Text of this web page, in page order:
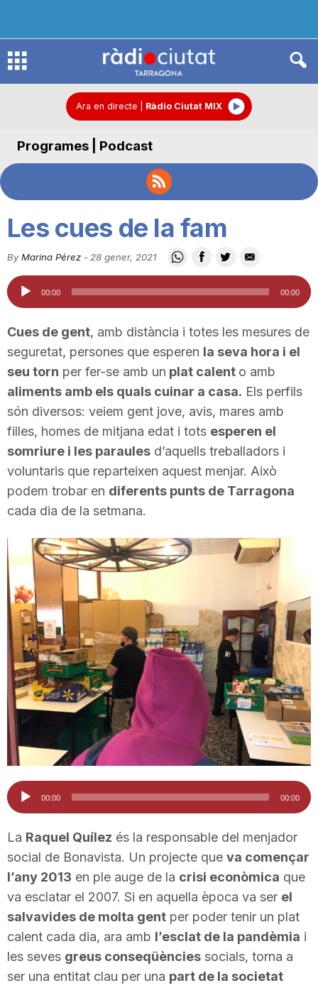
R
d
C
i
u
a
t
e
T
a
a
g
o
Ara en directe Ràdio Ciutat MIX
Programes | Podcast
Les cues de la fam
By Marina Pérez - 28 gener, 2021
Reproductor
d'àudio
00:00 00:00
Cues de gent, amb distància i totes les mesures de
seguretat, persones que esperen la seva hora i el
seu torn per fer-se amb un plat calent o amb
aliments amb els quals cuinar a casa. Els perfils
són diversos: veiem gent jove, avis, mares amb
filles, homes de mitjana edat i tots esperen el
somriure i les paraules d’aquells treballadors i
voluntaris que reparteixen aquest menjar. Això
podem trobar en diferents punts de Tarragona
cada dia de la setmana.
Reproductor
d'àudio
00:00 00:00
La Raquel Quílez és la responsable del menjador
social de Bonavista. Un projecte que va començar
l’any 2013 en ple auge de la crisi econòmica que
va esclatar el 2007. Si en aquella època va ser el
salvavides de molta gent per poder tenir un plat
calent cada dia, ara amb l’esclat de la pandèmia i
les seves greus conseqüències socials, torna a
ser una entitat clau per una part de la societat